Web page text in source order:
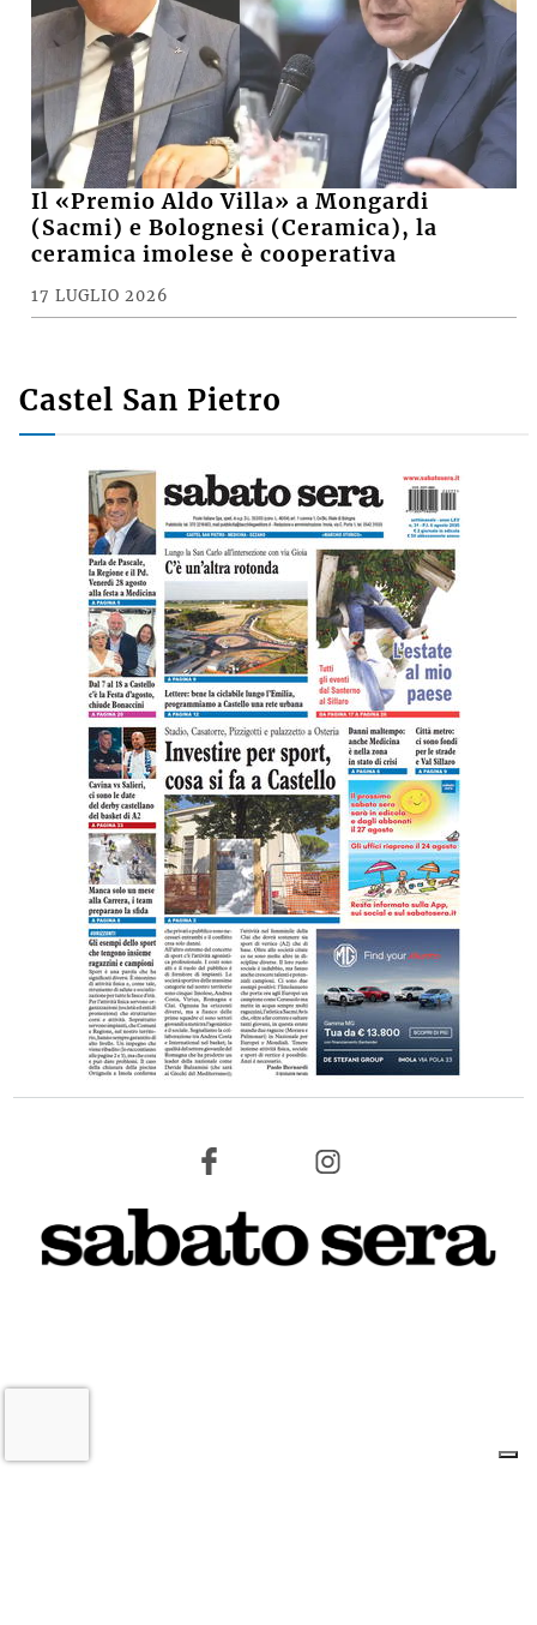
Il «Premio Aldo Villa» a Mongardi
(Sacmi) e Bolognesi (Ceramica), la
ceramica imolese è cooperativa
17 LUGLIO 2026
Castel San Pietro